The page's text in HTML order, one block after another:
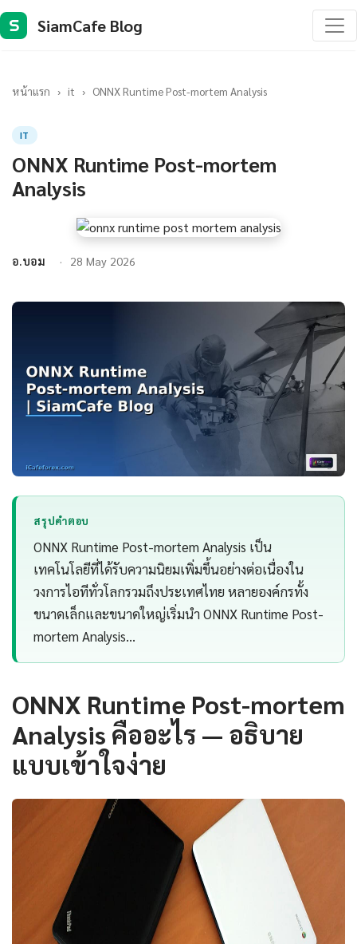
S SiamCafe Blog
หน้าแรก › it › ONNX Runtime Post-mortem Analysis
IT
ONNX Runtime Post-mortem
Analysis
อ.บอม 28 May 2026
สรุปคำตอบ
ONNX Runtime Post-mortem Analysis เป็น
เทคโนโลยีที่ได้รับความนิยมเพิ่มขึ้นอย่างต่อเนื่องใน
วงการไอทีทั่วโลกรวมถึงประเทศไทย หลายองค์กรทั้ง
ขนาดเล็กและขนาดใหญ่เริ่มนำ ONNX Runtime Post-
mortem Analysis…
ONNX Runtime Post-mortem
Analysis คืออะไร — อธิบาย
แบบเข้าใจง่าย